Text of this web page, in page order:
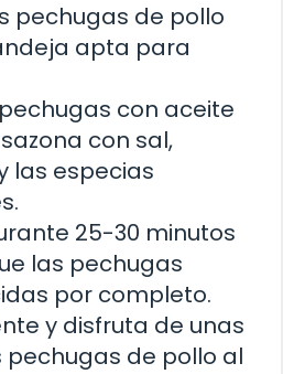
pechugas de pollo
apta para
con aceite
con sal,
las especias
25-30 minutos
las pechugas
por completo.
y disfruta de unas
pechugas de pollo al